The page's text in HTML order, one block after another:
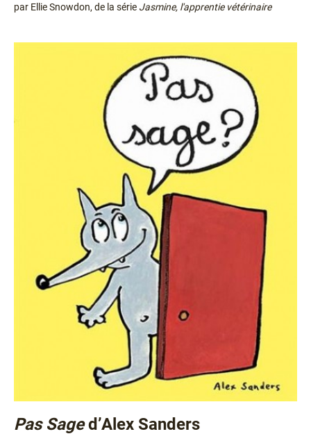
par Ellie Snowdon, de la série Jasmine, l'apprentie vétérinaire
Pas Saged’Alex Sanders